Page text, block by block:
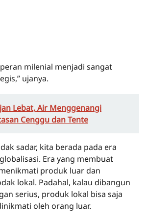
milenial menjadi sangat
ujanya.
Lebat, Air Menggenangi
Cenggu dan Tente
sadar, kita berada pada era
Era yang membuat
produk luar dan
lokal. Padahal, kalau dibangun
serius, produk lokal bisa saja
oleh orang luar.